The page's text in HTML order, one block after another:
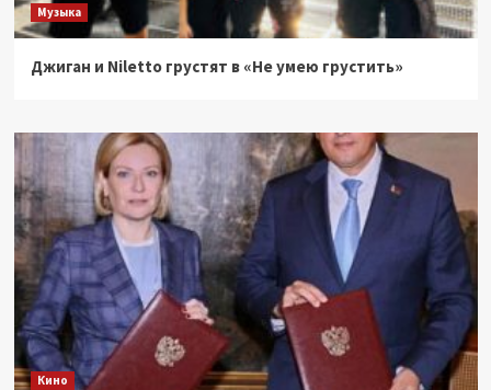
Музыка
Джиган и Niletto грустят в «Не умею грустить»
Кино